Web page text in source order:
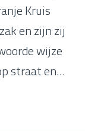
Kruis
en zijn zij
wijze
straat en…